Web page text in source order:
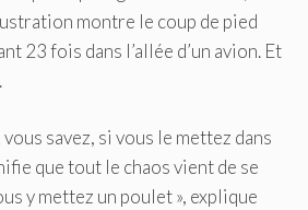
montre le coup de pied
23 fois dans l’allée d’un avion. Et
savez, si vous le mettez dans
que tout le chaos vient de se
y mettez un poulet », explique